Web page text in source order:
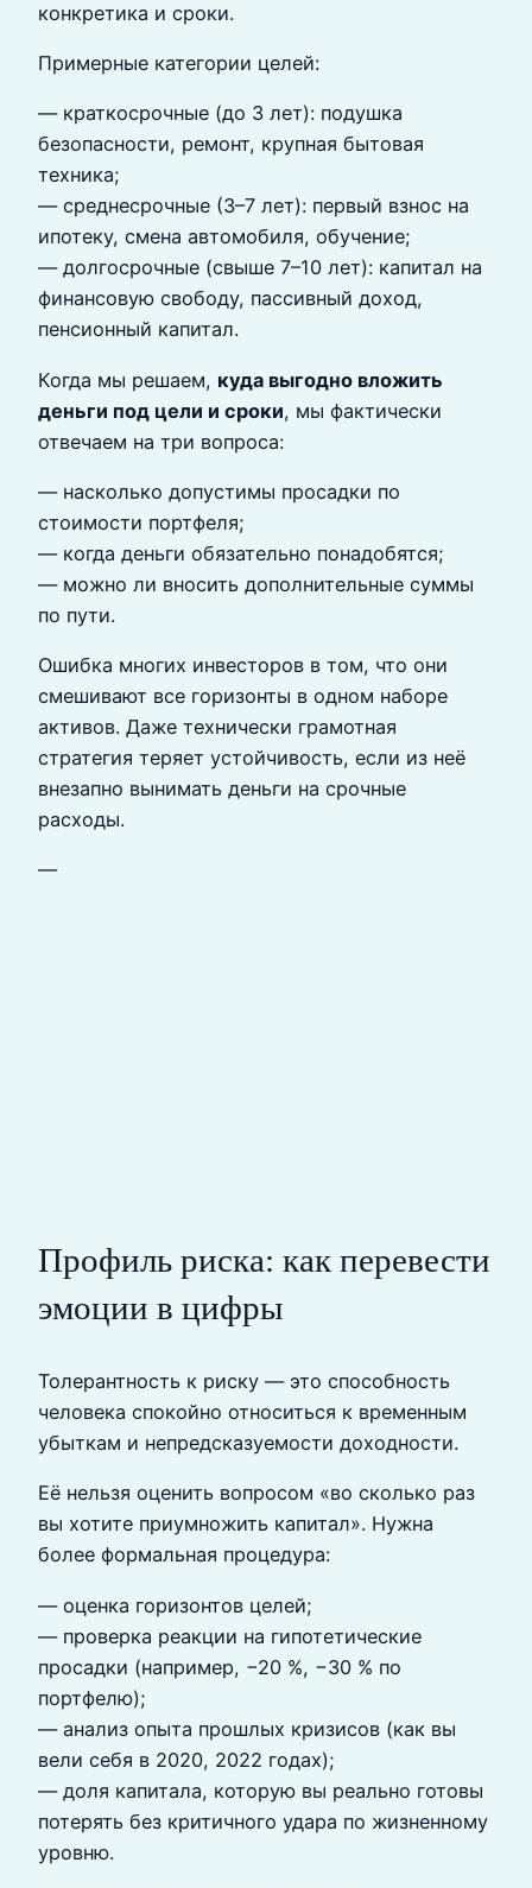
конкретика и сроки.
Примерные категории целей:
— краткосрочные (до 3 лет): подушка
безопасности, ремонт, крупная бытовая
техника;
— среднесрочные (3–7 лет): первый взнос на
ипотеку, смена автомобиля, обучение;
— долгосрочные (свыше 7–10 лет): капитал на
финансовую свободу, пассивный доход,
пенсионный капитал.
Когда мы решаем, куда выгодно вложить
деньги под цели и сроки, мы фактически
отвечаем на три вопроса:
— насколько допустимы просадки по
стоимости портфеля;
— когда деньги обязательно понадобятся;
— можно ли вносить дополнительные суммы
по пути.
Ошибка многих инвесторов в том, что они
смешивают все горизонты в одном наборе
активов. Даже технически грамотная
стратегия теряет устойчивость, если из неё
внезапно вынимать деньги на срочные
расходы.
—
Профиль риска: как перевести
эмоции в цифры
Толерантность к риску — это способность
человека спокойно относиться к временным
убыткам и непредсказуемости доходности.
Её нельзя оценить вопросом «во сколько раз
вы хотите приумножить капитал». Нужна
более формальная процедура:
— оценка горизонтов целей;
— проверка реакции на гипотетические
просадки (например, −20 %, −30 % по
портфелю);
— анализ опыта прошлых кризисов (как вы
вели себя в 2020, 2022 годах);
— доля капитала, которую вы реально готовы
потерять без критичного удара по жизненному
уровню.